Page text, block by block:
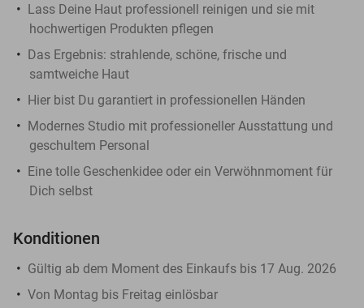
Lass Deine Haut professionell reinigen und sie mit
hochwertigen Produkten pflegen
Das Ergebnis: strahlende, schöne, frische und
samtweiche Haut
Hier bist Du garantiert in professionellen Händen
Modernes Studio mit professioneller Ausstattung und
geschultem Personal
Eine tolle Geschenkidee oder ein Verwöhnmoment für
Dich selbst
Konditionen
Gültig ab dem Moment des Einkaufs bis 17 Aug. 2026
Von Montag bis Freitag einlösbar